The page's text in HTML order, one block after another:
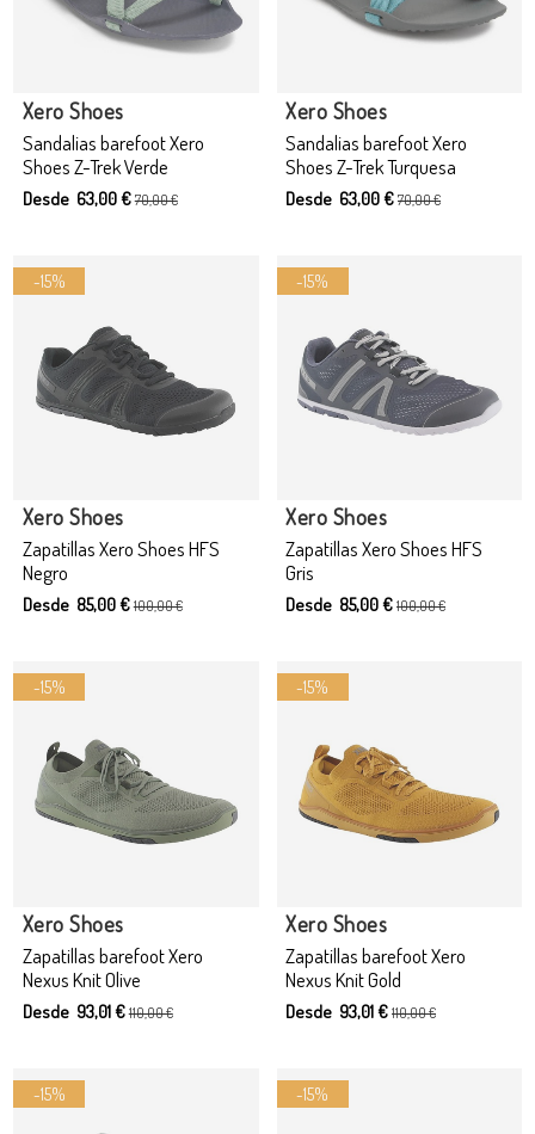
Sandalias barefoot Xero
Shoes Z-Trek Verde
Xero Shoes
Desde 63,00 €70,00 €
Sandalias barefoot Xero
Shoes Z-Trek Turquesa
Xero Shoes
Desde 63,00 € 70,00 €
-15%
Zapatillas Xero Shoes HFS
Negro
Xero Shoes
Desde 85,00 €100,00 €
-15%
Zapatillas Xero Shoes HFS
Gris
Xero Shoes
Desde 85,00 € 100,00 €
-15%
Zapatillas barefoot Xero
Nexus Knit Olive
Xero Shoes
Desde 93,01 €110,00 €
-15%
Zapatillas barefoot Xero
Nexus Knit Gold
Xero Shoes
Desde 93,01 € 110,00 €
-15% -15%